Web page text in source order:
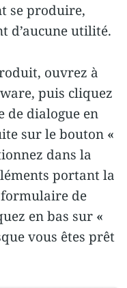
se produire,
d’aucune utilité.
ouvrez à
puis cliquez
de dialogue en
sur le bouton «
dans la
portant la
formulaire de
en bas sur «
vous êtes prêt